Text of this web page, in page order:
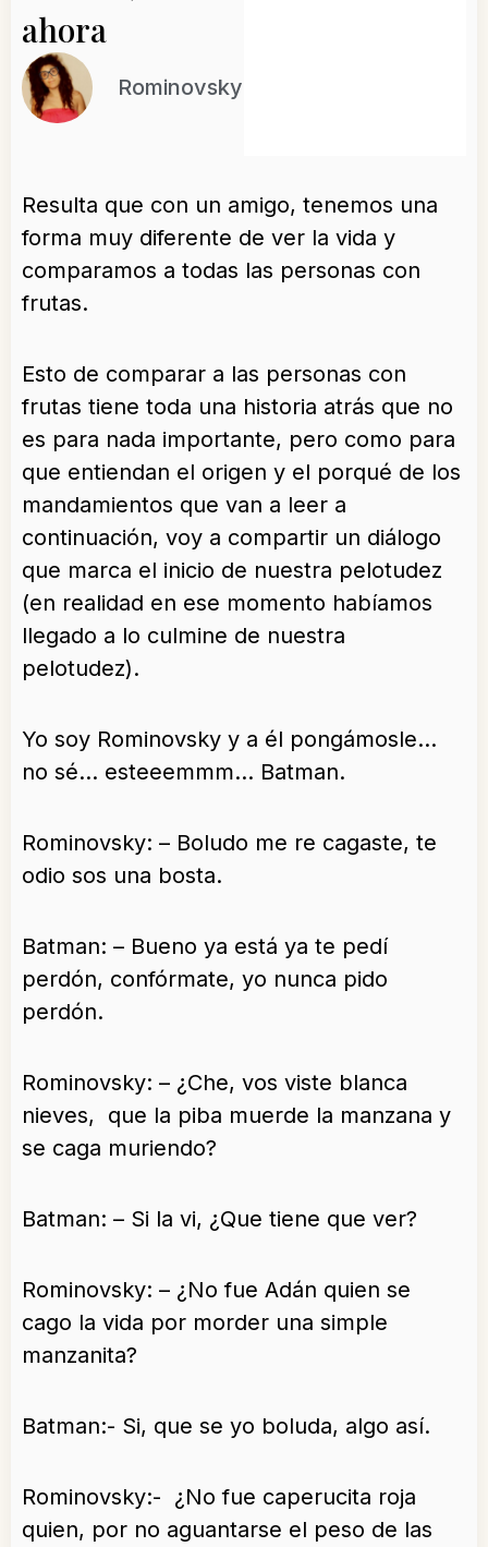
ahora
Rominovsky
Resulta que con un amigo, tenemos una
forma muy diferente de ver la vida y
comparamos a todas las personas con
frutas.
Esto de comparar a las personas con
frutas tiene toda una historia atrás que no
es para nada importante, pero como para
que entiendan el origen y el porqué de los
mandamientos que van a leer a
continuación, voy a compartir un diálogo
que marca el inicio de nuestra pelotudez
(en realidad en ese momento habíamos
llegado a lo culmine de nuestra
pelotudez).
Yo soy Rominovsky y a él pongámosle…
no sé… esteeemmm… Batman.
Rominovsky: – Boludo me re cagaste, te
odio sos una bosta.
Batman: – Bueno ya está ya te pedí
perdón, confórmate, yo nunca pido
perdón.
Rominovsky: – ¿Che, vos viste blanca
nieves, que la piba muerde la manzana y
se caga muriendo?
Batman: – Si la vi, ¿Que tiene que ver?
Rominovsky: – ¿No fue Adán quien se
cago la vida por morder una simple
manzanita?
Batman:- Si, que se yo boluda, algo así.
Rominovsky:- ¿No fue caperucita roja
quien, por no aguantarse el peso de las